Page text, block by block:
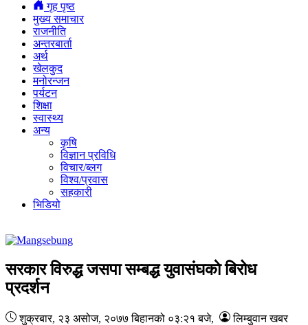
गृह पृष्ठ
मुख्य समाचार
राजनीति
अन्तरबार्ता
अर्थ
खेलकुद
मनोरन्जन
पर्यटन
शिक्षा
स्वास्थ्य
अन्य
कृषि
विज्ञान प्रविधि
विचार/ब्लग
विश्व/प्रवास
सहकारी
भिडियो
सरकार विरुद्ध जसपा सम्बद्ध युवासंघकाे बिरोध
प्रदर्शन
शुक्रबार, २३ असोज, २०७७बिहानको ०३:२१ बजे, लिम्बुवान खबर